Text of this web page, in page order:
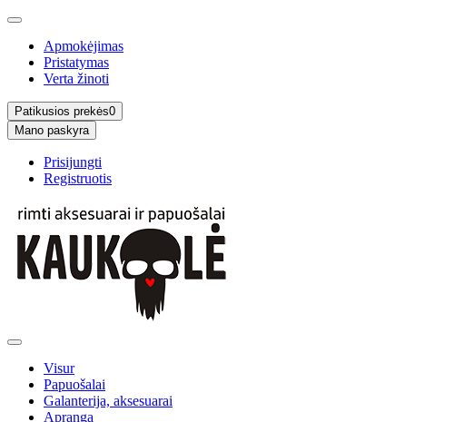
Apmokėjimas
Pristatymas
Verta žinoti
Patikusios prekės0
Mano paskyra
Prisijungti
Registruotis
Visur
Papuošalai
Galanterija, aksesuarai
Apranga